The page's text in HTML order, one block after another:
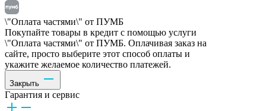
\"Оплата частями\" от ПУМБ
Покупайте товары в кредит с помощью услуги
\"Оплата частями\" от ПУМБ. Оплачивая заказ на
сайте, просто выберите этот способ оплаты и
укажите желаемое количество платежей.
Закрыть
Гарантия и сервис